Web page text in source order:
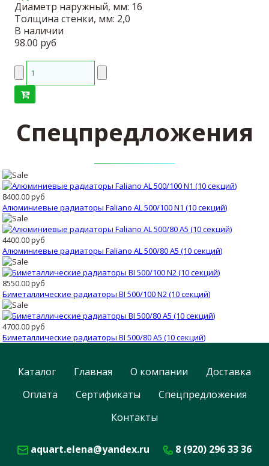
Диаметр наружный, мм: 16
Толщина стенки, мм: 2,0
В наличии
98.00 руб
Спецпредложения
8400.00 руб
Алюминиевые радиаторы Faliano AL 500/100 N1 (10 секций)
4400.00 руб
Алюминиевые радиаторы Faliano AL 500/80 A5 (10 секций)
8550.00 руб
Биметаллические радиаторы BI 500/100 N2 (10 секций)
4700.00 руб
Биметаллические радиаторы BI 500/80 А5 (10 секций)
Каталог Главная О компании
Доставка
Оплата
Сертификаты
Спецпредложения
Контакты
aquart.elena@yandex.ru 8 (920) 296 33 36